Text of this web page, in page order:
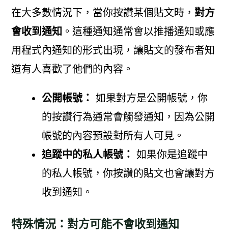
在大多數情況下，當你按讚某個貼文時， 對方
會收到通知 。這種通知通常會以推播通知或應
用程式內通知的形式出現，讓貼文的發布者知
道有人喜歡了他們的內容。
公開帳號： 如果對方是公開帳號，你
的按讚行為通常會觸發通知，因為公開
帳號的內容預設對所有人可見。
追蹤中的私人帳號： 如果你是追蹤中
的私人帳號，你按讚的貼文也會讓對方
收到通知。
特殊情況：對方可能不會收到通知